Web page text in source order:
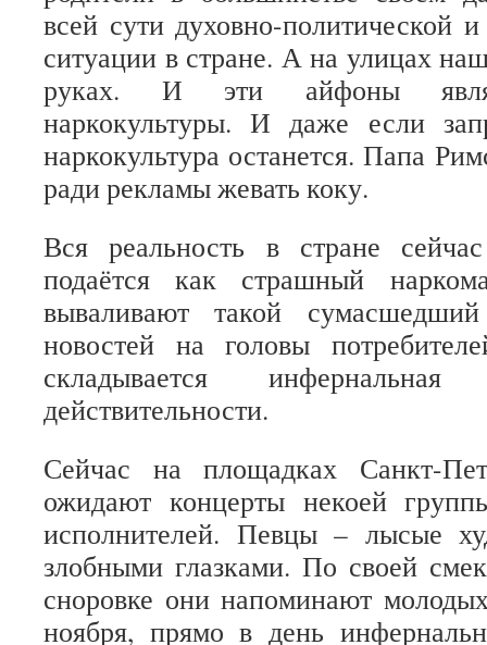
всей сути духовно-политической
ситуации в стране. А на улицах
руках. И эти айфоны
наркокультуры. И даже если
наркокультура останется. Папа
ради рекламы жевать коку.
Вся реальность в стране
подаётся как страшный
вываливают такой
новостей на головы
складывается
действительности.
Сейчас на площадках Санкт-
ожидают концерты некоей
исполнителей. Певцы – лысые
злобными глазками. По своей
сноровке они напоминают
ноября, прямо в день